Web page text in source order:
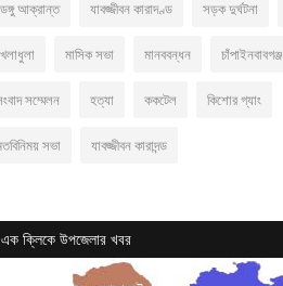
আক্রান্ত যাবজ্জীবন কারাদণ্ড সড়ক দুর্ঘটনা
মাসিক সভা মানববন্ধন চাঁপাইনবাবগঞ্জ
সম্মেলন হত্যা ককটেল কিশোর গ্যাং
সভা যাবজ্জীবন কারাদন্ড
এক ক্লিকে উপজেলার খবর